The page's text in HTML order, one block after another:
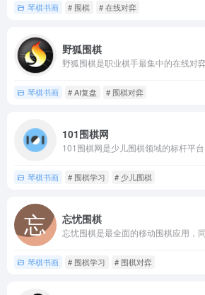
琴棋书画 # 围棋 # 在线对弈
野狐围棋
琴棋书画 # AI复盘 # 围棋对弈
101围棋网
琴棋书画 # 围棋学习 # 少儿围棋
忘忧围棋
琴棋书画 # 围棋学习 # 围棋对弈